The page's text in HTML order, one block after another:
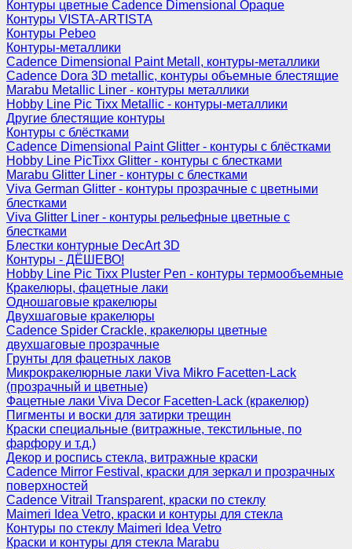
Контуры цветные Cadence Dimensional Opaque
Контуры VISTA-ARTISTA
Контуры Pebeo
Контуры-металлики
Cadence Dimensional Paint Metall, контуры-металлики
Cadence Dora 3D metallic, контуры объемные блестящие
Marabu Metallic Liner - контуры металлики
Hobby Line Pic Tixx Metallic - контуры-металлики
Другие блестящие контуры
Контуры с блёстками
Cadence Dimensional Paint Glitter - контуры с блёстками
Hobby Line PicTixx Glitter - контуры с блестками
Marabu Glitter Liner - контуры с блестками
Viva German Glitter - контуры прозрачные с цветными
блестками
Viva Glitter Liner - контуры рельефные цветные с
блестками
Блестки контурные DecArt 3D
Контуры - ДЁШЕВО!
Hobby Line Pic Tixx Pluster Pen - контуры термообъемные
Кракелюры, фацетные лаки
Одношаговые кракелюры
Двухшаговые кракелюры
Cadence Spider Crackle, кракелюры цветные
двухшаговые прозрачные
Грунты для фацетных лаков
Микрокракелюрные лаки Viva Mikro Facetten-Lack
(прозрачный и цветные)
Фацетные лаки Viva Decor Facetten-Lack (кракелюр)
Пигменты и воски для затирки трещин
Краски специальные (витражные, текстильные, по
фарфору и т.д.)
Декор и роспись стекла, витражные краски
Cadence Mirror Festival, краски для зеркал и прозрачных
поверхностей
Cadence Vitrail Transparent, краски по стеклу
Maimeri Idea Vetro, краски и контуры для стекла
Контуры по стеклу Maimeri Idea Vetro
Краски и контуры для стекла Marabu